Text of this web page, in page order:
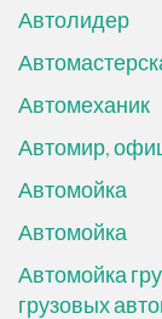
Автолидер
Автомеханик
Автомир,
Автомойка
Автомойка
Автомойка
грузовых